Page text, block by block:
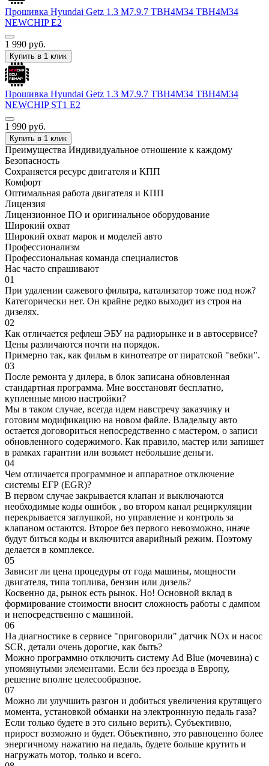
Прошивка Hyundai Getz 1.3 M7.9.7 TBH4M34 TBH4M34
NEWCHIP E2
1 990 руб.
Купить в 1 клик
Прошивка Hyundai Getz 1.3 M7.9.7 TBH4M34 TBH4M34
NEWCHIP ST1 E2
1 990 руб.
Купить в 1 клик
Преимущества Индивидуальное отношение к каждому
Безопасность
Сохраняется ресурс двигателя и КПП
Комфорт
Оптимальная работа двигателя и КПП
Лицензия
Лицензионное ПО и оригинальное оборудование
Широкий охват
Широкий охват марок и моделей авто
Профессионализм
Профессиональная команда специалистов
Нас часто спрашивают
01
При удалении сажевого фильтра, катализатор тоже под нож?
Категорически нет. Он крайне редко выходит из строя на
дизелях.
02
Как отличается рефлеш ЭБУ на радиорынке и в автосервисе?
Цены различаются почти на порядок.
Примерно так, как фильм в кинотеатре от пиратской "вебки".
03
После ремонта у дилера, в блок записана обновленная
стандартная программа. Мне восстановят бесплатно,
купленные мною настройки?
Мы в таком случае, всегда идем навстречу заказчику и
готовим модификацию на новом файле. Владельцу авто
остается договориться непосредственно с мастером, о записи
обновленного содержимого. Как правило, мастер или запишет
в рамках гарантии или возьмет небольшие деньги.
04
Чем отличается программное и аппаратное отключение
системы ЕГР (EGR)?
В первом случае закрывается клапан и выключаются
необходимые коды ошибок , во втором канал рециркуляции
перекрывается заглушкой, но управление и контроль за
клапаном остаются. Второе без первого невозможно, иначе
будут биться коды и включится аварийный режим. Поэтому
делается в комплексе.
05
Зависит ли цена процедуры от года машины, мощности
двигателя, типа топлива, бензин или дизель?
Косвенно да, рынок есть рынок. Но! Основной вклад в
формирование стоимости вносит сложность работы с дампом
и непосредственно с машиной.
06
На диагностике в сервисе "приговорили" датчик NOx и насос
SCR, детали очень дорогие, как быть?
Можно программно отключить систему Ad Blue (мочевина) с
упомянутыми элементами. Если без проезда в Европу,
решение вполне целесообразное.
07
Можно ли улучшить разгон и добиться увеличения крутящего
момента, установкой обманки на электроннную педаль газа?
Если только будете в это сильно верить). Субъективно,
прирост возможно и будет. Объективно, это равноценно более
энергичному нажатию на педаль, будете больше крутить и
нагружать мотор, только и всего.